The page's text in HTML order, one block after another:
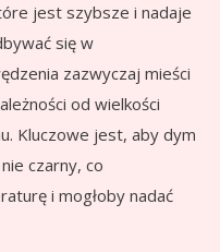
jest szybsze i nadaje
się w
zazwyczaj mieści
od wielkości
Kluczowe jest, aby dym
czarny, co
i mogłoby nadać